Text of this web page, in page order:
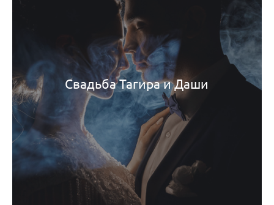
Свадьба Тагира и Даши